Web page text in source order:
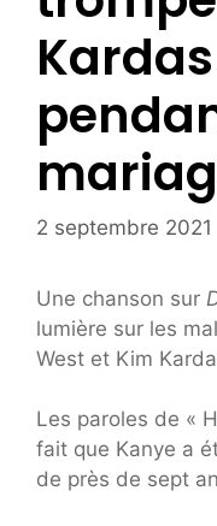
2 septembre 2021
Une chanson sur
lumière sur les
West et Kim
Les paroles de «
fait que Kanye a
de près de sept